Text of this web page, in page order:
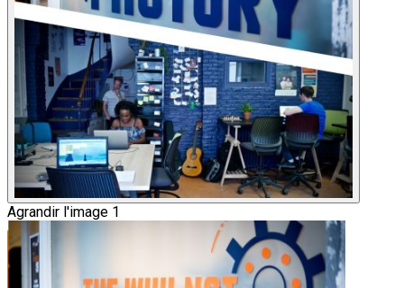
Agrandir l'image 1